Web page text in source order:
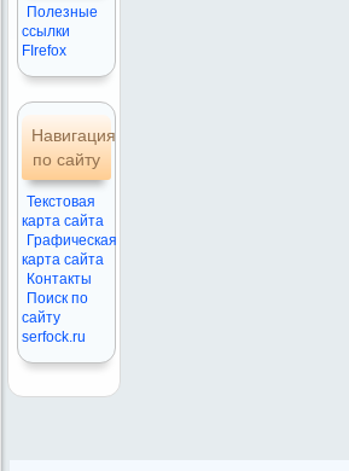
Полезные
ссылки
FIrefox
Навигация
по сайту
Текстовая
карта сайта
Графическая
карта сайта
Контакты
Поиск по
сайту
serfock.ru